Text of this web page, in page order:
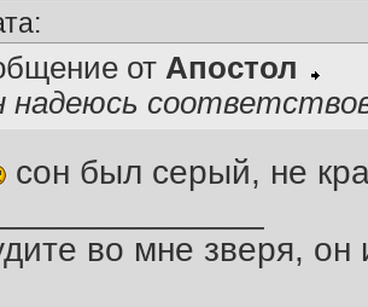
от Апостол
надеюсь
сон был серый, не
во мне зверя, он